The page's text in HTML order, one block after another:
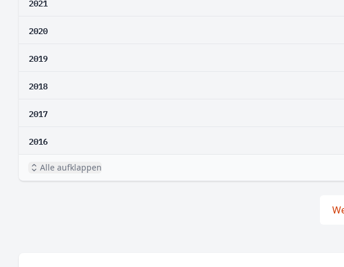
2020
2019
2018
2017
2016
Alle aufklappen